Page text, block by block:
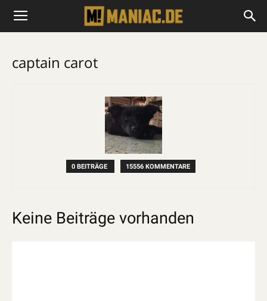
captain carot
0 BEITRÄGE 15556 KOMMENTARE
Keine Beiträge vorhanden